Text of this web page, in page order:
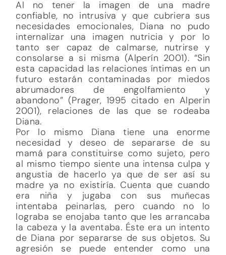
Al no tener la imagen de una madre
confiable, no intrusiva y que cubriera sus
necesidades emocionales, Diana no pudo
internalizar una imagen nutricia y por lo
tanto ser capaz de calmarse, nutrirse y
consolarse a si misma (Alperín 2001). “Sin
esta capacidad las relaciones íntimas en un
futuro estarán contaminadas por miedos
abrumadores de engolfamiento y
abandono” (Prager, 1995 citado en Alperin
2001), relaciones de las que se rodeaba
Diana.
Por lo mismo Diana tiene una enorme
necesidad y deseo de separarse de su
mamá para constituirse como sujeto, pero
al mismo tiempo siente una intensa culpa y
angustia de hacerlo ya que de ser así su
madre ya no existiría. Cuenta que cuando
era niña y jugaba con sus muñecas
intentaba peinarlas, pero cuando no lo
lograba se enojaba tanto que les arrancaba
la cabeza y la aventaba. Éste era un intento
de Diana por separarse de sus objetos. Su
agresión se puede entender como una